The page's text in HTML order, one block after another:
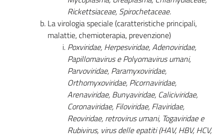
Rickettsiaceae, Spirochetaceae.
La virologia speciale (caratteristiche principali,
malattie, chemioterapia, prevenzione)
Poxviridae, Herpesviridae, Adenoviridae,
Papillomavirus e Polyomavirus umani,
Parvoviridae, Paramyxoviridae,
Orthomyxoviridae, Picornaviridae,
Arenaviridae, Bunyaviridae, Caliciviridae,
Coronaviridae, Filoviridae, Flaviridae,
Reoviridae, retrovirus umani, Togaviridae e
Rubivirus, virus delle epatiti (HAV, HBV, HCV,